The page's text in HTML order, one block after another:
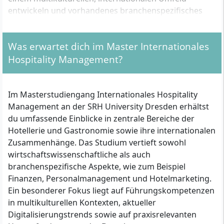
entwickeln und vorhandenes branchenspezifisches
nach ihrem Studium eine akademische Laufbahn im
Bereich Tourismus, Hospitality oder Betriebswirtschaft
einschlagen möchten, bietet dieses Masterprogramm
Zulassungsvoraussetzungen im Detail
Die formalen Zugangsvoraussetzungen richten sich
nach der gewünschten Studienvariante:
Für die 120-ECTS-Variante (4 Semester):
Bachelor-Zeugnis und vollständiges Transcript
Abgeschlossenes, mindestens 3-jähriges
Studium im Bereich Hotel-/Hospitality-
Was erwartet dich im Master Internationales
Hospitality Management?
Im Masterstudiengang Internationales Hospitality
Management an der SRH University Dresden erhältst
du umfassende Einblicke in zentrale Bereiche der
Hotellerie und Gastronomie sowie ihre internationalen
Zusammenhänge. Das Studium vertieft sowohl
wirtschaftswissenschaftliche als auch
branchenspezifische Aspekte, wie zum Beispiel
Finanzen, Personalmanagement und Hotelmarketing.
Ein besonderer Fokus liegt auf Führungskompetenzen
in multikulturellen Kontexten, aktueller
Digitalisierungstrends sowie auf praxisrelevanten